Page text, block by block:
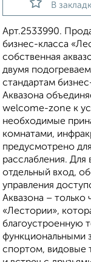
В
Apт.2533990.
бизнес-класса
собственная
двумя
стандартам
Аквазона
welcome-zone к
необходимые
комнатами,
предусмотрено
расслабления.
отдельный вход,
управления
Аквазона – только
«Лестории»,
благоустроенную
функциональными
спортом, видовые